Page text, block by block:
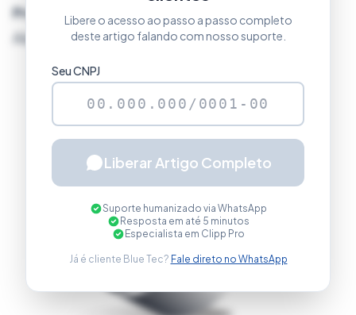
Procedimento
Abra a nota fiscal, clicando no ícone
Libere o acesso ao passo a passo completo
deste artigo falando com nosso suporte.
Seu CNPJ
Liberar Artigo Completo
Suporte humanizado via WhatsApp
Resposta em até 5 minutos
Especialista em Clipp Pro
Já é cliente Blue Tec? Fale direto no WhatsApp